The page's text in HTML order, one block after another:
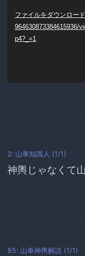
プ
レ
ファイルをダウンロー
964630873384615936/
p4?_=1
2: 山車知識人 (1/1)
神輿じゃなくて
85: 山車神輿解説 (1/1)